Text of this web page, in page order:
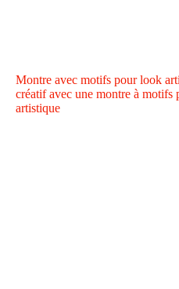
Montre avec motifs pour look
créatif avec une montre à motifs
artistique